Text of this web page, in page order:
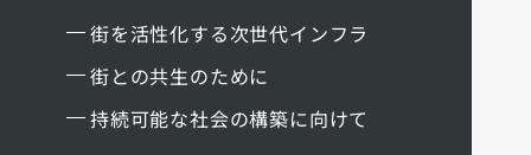
街を活性化する次世代インフラ
街との共生のために
持続可能な社会の構築に向けて